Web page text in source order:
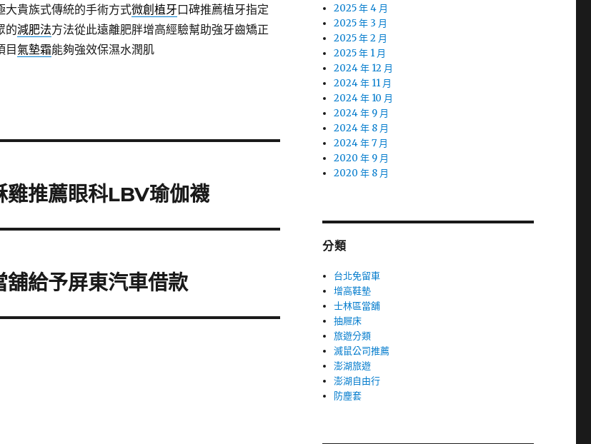
大貴族式傳統的手術方式微創植牙口碑推薦植牙指定
的減肥法方法從此遠離肥胖增高經驗幫助強牙齒矯正
目氣墊霜能夠強效保濕水潤肌
雞推薦眼科LBV瑜伽襪
給予屏東汽車借款
2025 年 4 月
2025 年 3 月
2025 年 2 月
2025 年 1 月
2024 年 12 月
2024 年 11 月
2024 年 10 月
2024 年 9 月
2024 年 8 月
2024 年 7 月
2020 年 9 月
2020 年 8 月
分類
台北免留車
增高鞋墊
士林區當舖
抽屜床
旅遊分類
滅鼠公司推薦
澎湖旅遊
澎湖自由行
防塵套